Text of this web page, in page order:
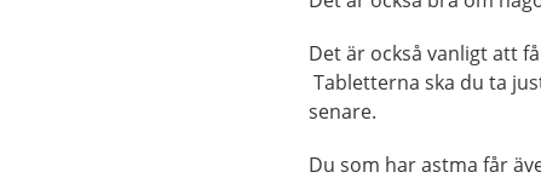
Det är också vanligt att
Tabletterna ska du ta
senare.
Du som har astma får